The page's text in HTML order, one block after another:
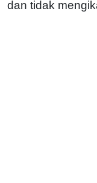
dan tidak